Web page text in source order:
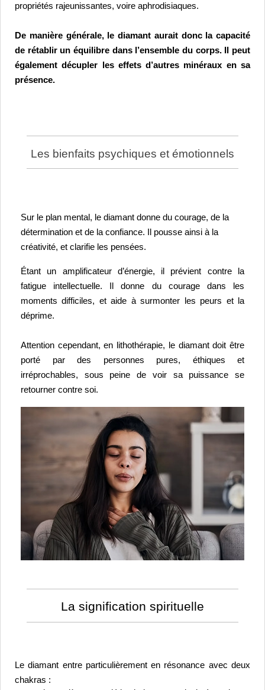
propriétés rajeunissantes, voire aphrodisiaques.
De manière générale, le diamant aurait donc la capacité
de rétablir un équilibre dans l’ensemble du corps. Il peut
également décupler les effets d’autres minéraux en sa
présence.
Les bienfaits psychiques et émotionnels
Sur le plan mental, le diamant donne du courage, de la
détermination et de la confiance. Il pousse ainsi à la
créativité, et clarifie les pensées.
Étant un amplificateur d’énergie, il prévient contre la
fatigue intellectuelle.
Il donne du courage dans les
moments difficiles, et aide à surmonter les peurs et la
déprime.
Attention cependant, en lithothérapie, le diamant doit être
porté par des personnes pures, éthiques et
irréprochables, sous peine de voir sa puissance se
retourner contre soi.
La signification spirituelle
Le diamant entre particulièrement en résonance avec deux
chakras :